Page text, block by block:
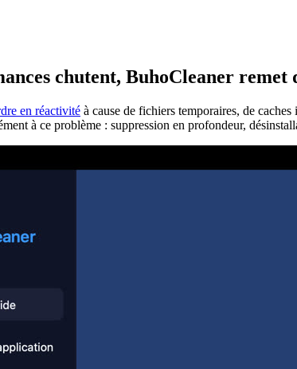
chutent, BuhoCleaner remet
en réactivité à cause de fichiers temporaires, de
à ce problème : suppression en profondeur,